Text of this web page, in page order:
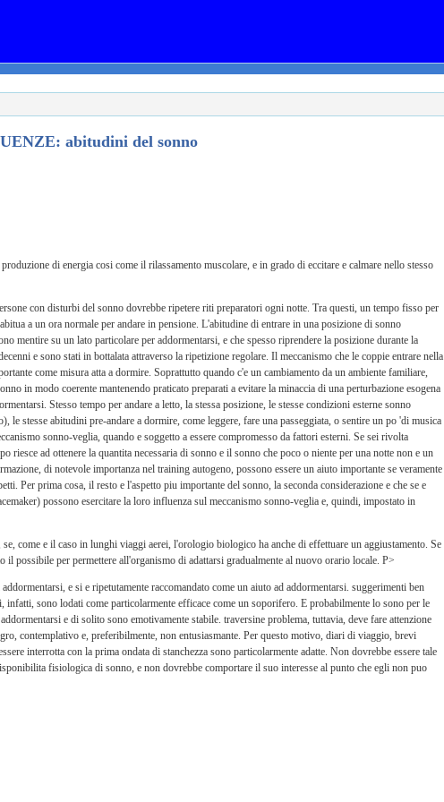
abitudini del sonno
di energia cosi come il rilassamento muscolare, e in grado di eccitare e calmare nello stesso
con disturbi del sonno dovrebbe ripetere riti preparatori ogni notte. Tra questi, un tempo fisso per
a un ora normale per andare in pensione. L'abitudine di entrare in una posizione di sonno
mentire su un lato particolare per addormentarsi, e che spesso riprendere la posizione durante la
e sono stati in bottalata attraverso la ripetizione regolare. Il meccanismo che le coppie entrare nella
come misura atta a dormire. Soprattutto quando c'e un cambiamento da un ambiente familiare,
in modo coerente mantenendo praticato preparati a evitare la minaccia di una perturbazione esogena
Stesso tempo per andare a letto, la stessa posizione, le stesse condizioni esterne sonno
le stesse abitudini pre-andare a dormire, come leggere, fare una passeggiata, o sentire un po 'di musica
sonno-veglia, quando e soggetto a essere compromesso da fattori esterni. Se sei rivolta
riesce ad ottenere la quantita necessaria di sonno e il sonno che poco o niente per una notte non e un
di notevole importanza nel training autogeno, possono essere un aiuto importante se veramente
Per prima cosa, il resto e l'aspetto piu importante del sonno, la seconda considerazione e che se e
possono esercitare la loro influenza sul meccanismo sonno-veglia e, quindi, impostato in
come e il caso in lunghi viaggi aerei, l'orologio biologico ha anche di effettuare un aggiustamento. Se
il possibile per permettere all'organismo di adattarsi gradualmente al nuovo orario locale. P>
e si e ripetutamente raccomandato come un aiuto ad addormentarsi. suggerimenti ben
sono lodati come particolarmente efficace come un soporifero. E probabilmente lo sono per le
e di solito sono emotivamente stabile. traversine problema, tuttavia, deve fare attenzione
contemplativo e, preferibilmente, non entusiasmante. Per questo motivo, diari di viaggio, brevi
interrotta con la prima ondata di stanchezza sono particolarmente adatte. Non dovrebbe essere tale
fisiologica di sonno, e non dovrebbe comportare il suo interesse al punto che egli non puo